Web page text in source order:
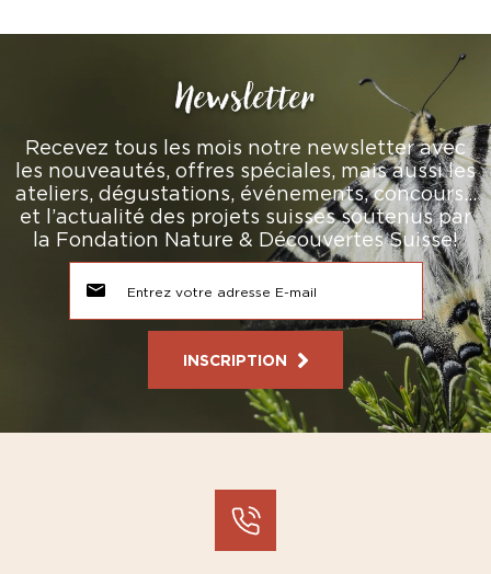
Newsletter
Recevez tous les mois notre newsletter avec
les nouveautés, offres spéciales, mais aussi les
ateliers, dégustations, événements, concours…
et l’actualité des projets suisses soutenus par
la Fondation Nature & Découvertes Suisse!
INSCRIPTION